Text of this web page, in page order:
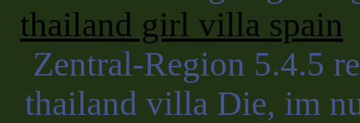
thailand girl villa spain
Zentral-Region 5.4.5
thailand villa Die, im